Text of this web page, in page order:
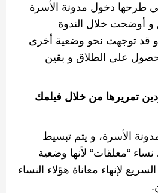
طرحها دخول مدونة الأسرة
و أوضحت خلال الندوة
قد توجهت نحو وضعية أخرى
على الطلاق و بقين
تمريرها من خلال فيلمك
الأسرة، و يتم تبسيط
نساء “معلقات“ لأنها وضعية
لإنهاء معاناة هؤلاء النساء
.